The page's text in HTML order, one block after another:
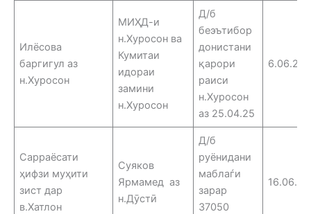
Илёсова
баргигул аз
н.Хуросон
МИҲД-и
н.Хуросон ва
Кумитаи
идораи
замини
н.Хуросон
Д/б
беэътибор
донистани
қарори
раиси
н.Хуросон
аз 25.04.25
6.06.25
Сарраёсати
ҳифзи муҳити
зист дар
в.Хатлон
Суяков
Ярмамед аз
н.Дӯстӣ
Д/б
руёнидани
маблаѓи
зарар
37050
16.06.25